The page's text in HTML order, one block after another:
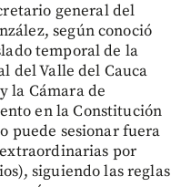
general del
según conoció
temporal de la
del Valle del Cauca
la Cámara de
en la Constitución
puede sesionar fuera
por
siguiendo las reglas